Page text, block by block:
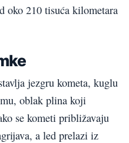
oko 210 tisuća kilometara
jezgru kometa, kuglu
oblak plina koji
se kometi približavaju
a led prelazi iz